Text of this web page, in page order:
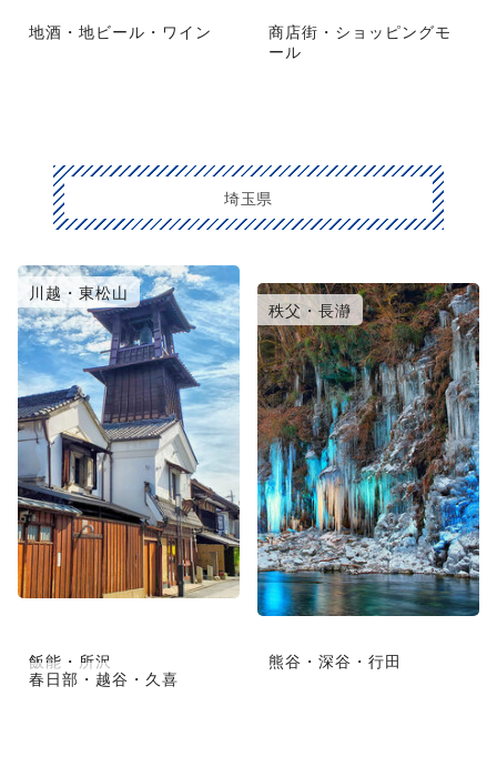
地酒・地ビール・ワイン
商店街・ショッピングモ
ール
埼玉県
川越・東松山
大宮・浦和・鴻巣
秩父・長瀞
飯能・所沢
熊谷・深谷・行田
春日部・越谷・久喜